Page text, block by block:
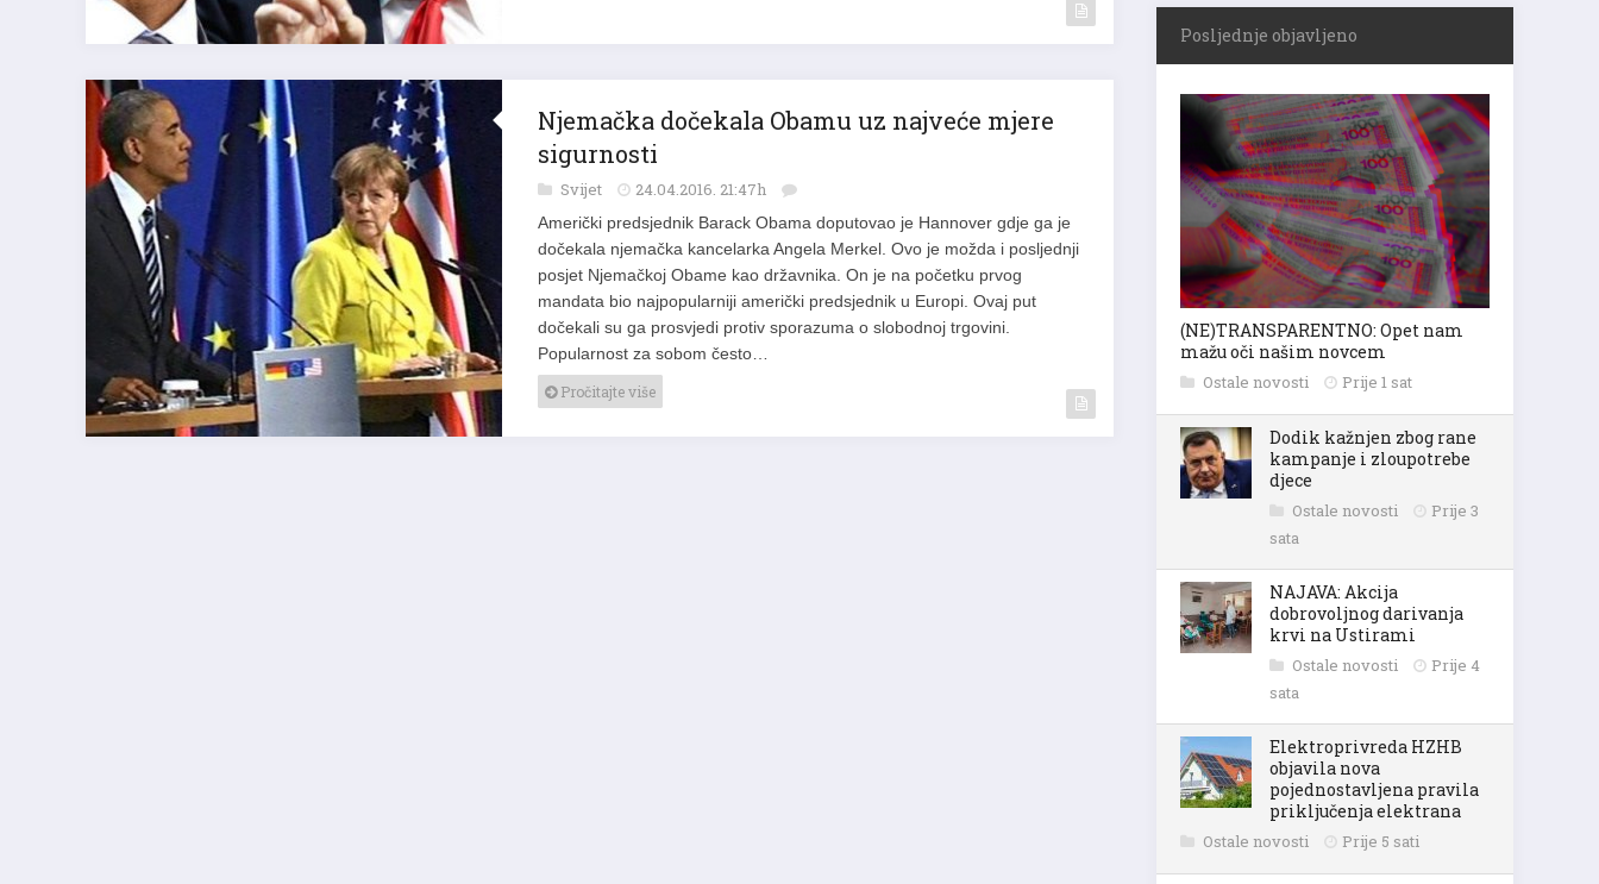
Njemačka dočekala Obamu uz najveće mjere
sigurnosti
dočekala njemačka kancelarka Angela Merkel. Ovo je možda i posljednji
posjet Njemačkoj Obame kao državnika. On je na početku prvog
mandata bio najpopularniji američki predsjednik u Europi. Ovaj put
dočekali su ga prosvjedi protiv sporazuma o slobodnoj trgovini.
Popularnost za sobom često…
Pročitajte više
Posljednje objavljeno
(NE)TRANSPARENTNO: Opet nam
mažu oči našim novcem
Ostale novosti Prije 1 sat
Dodik kažnjen zbog rane
kampanje i zloupotrebe
djece
Ostale novosti
Prije 3
sata
NAJAVA: Akcija
dobrovoljnog darivanja
krvi na Ustirami
Ostale novosti
Prije 4
sata
Elektroprivreda HZHB
objavila nova
pojednostavljena pravila
priključenja elektrana
Ostale novosti Prije 5 sati